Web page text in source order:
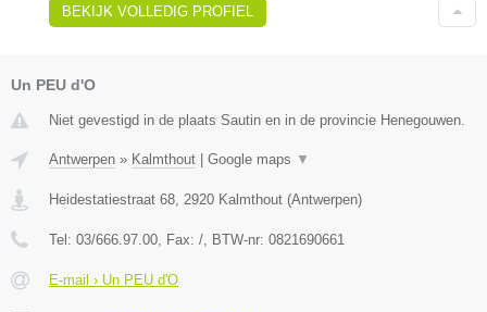
BEKIJK VOLLEDIG PROFIEL
Un PEU d'O
Niet gevestigd in de plaats Sautin en in de provincie Henegouwen.
Antwerpen » Kalmthout | Google maps ▼
Heidestatiestraat 68 2920 Kalmthout (Antwerpen)
Tel: 03/666.97.00 , Fax: / , BTW-nr: 0821690661
E-mail › Un PEU d'O